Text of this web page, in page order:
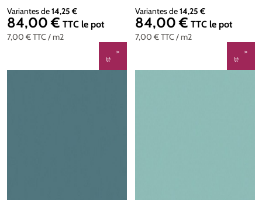
7,00 €TTC / m2
Variantes de14,25 €
Prix régulier :
84,00 € TTC le pot
7,00 €TTC / m2
Variantes de14,25 €
Prix régulier :
84,00 € TTC le pot